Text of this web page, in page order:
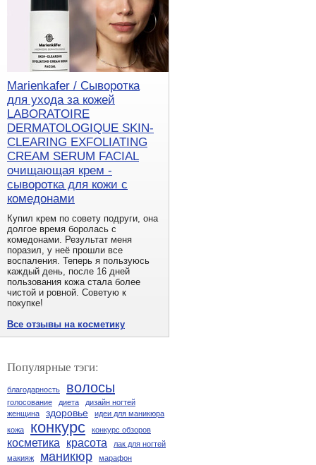
Marienkafer / Сыворотка
для ухода за кожей
LABORATOIRE
DERMATOLOGIQUE SKIN-
CLEARING EXFOLIATING
CREAM SERUM FACIAL
очищающая крем -
сыворотка для кожи с
комедонами
Купил крем по совету подруги, она
долгое время боролась с
комедонами. Результат меня
поразил, у неё прошли все
воспаления. Теперь я пользуюсь
каждый день, после 16 дней
пользования кожа стала более
чистой и ровной. Советую к
покупке!
Все отзывы на косметику
Популярные тэги:
благодарность волосы
голосование диета
дизайн ногтей
женщина
здоровье
идеи для маникюра
кожа
конкурс конкурс обзоров
косметика красота
лак для ногтей
макияж
маникюр марафон